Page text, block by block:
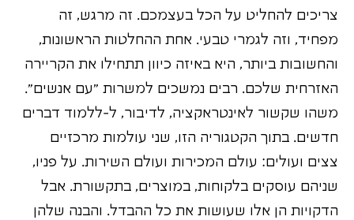
צריכים להחליט על הכל בעצמכם. זה מרגש, זה
מפחיד, וזה לגמרי טבעי. אחת ההחלטות הראשונות,
והחשובות ביותר, היא באיזה כיוון תתחילו את הקריירה
האזרחית שלכם. רבים נמשכים למשרות "עם אנשים".
משהו שקשור לאינטראקציה, לדיבור, ל-ללמוד דברים
חדשים. בתוך הקטגוריה הזו, שני עולמות מרכזיים
צצים ועולים: עולם המכירות ועולם השירות. על פניו,
שניהם עוסקים בלקוחות, במוצרים, בתקשורת. אבל
הדקויות הן אלו שעושות את כל ההבדל. והבנה שלהן